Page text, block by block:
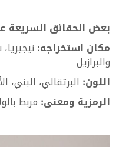
بعض الحقائق السريعة
مكان استخراجه:
والبرازيل
اللون: البرتقالي، البني،
الرمزية ومعنى: مربط